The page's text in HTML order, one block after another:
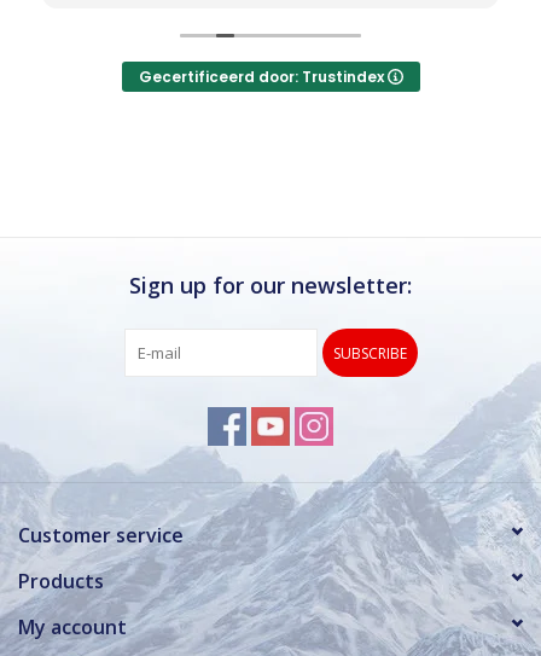
gevonden, waar met een paar kleine
aanpassing het perfecte model van werd
gemaakt.Gecertificeerd door: Trustindex
Sign up for our newsletter:
SUBSCRIBE
Customer service
Products
My account